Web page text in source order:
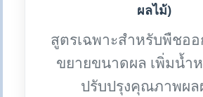
ผลไม้)
สูตรเฉพาะสำหรับพืชอ
ขยายขนาดผล เพิ่มน้ำ
ปรับปรุงคุณภาพผล